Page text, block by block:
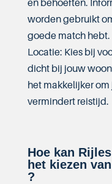
en behoeften.
worden gebruikt
goede match hebt.
Locatie: Kies bij
dicht bij jouw
het makkelijker
vermindert reistijd.
Hoe kan
het kiezen
?